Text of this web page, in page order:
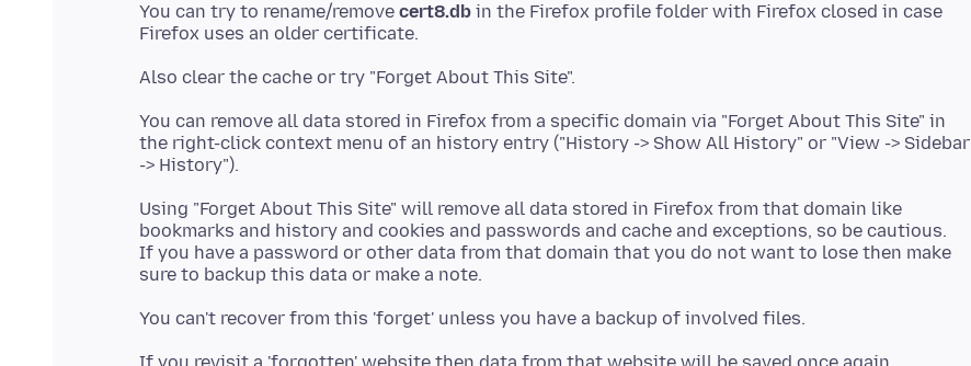
You can try to rename/remove cert8.db in the Firefox profile folder with Firefox closed in case
You can remove all data stored in Firefox from a specific domain via "Forget About This Site" in
the right-click context menu of an history entry ("History -> Show All History" or "View -> Sidebar
Using "Forget About This Site" will remove all data stored in Firefox from that domain like
bookmarks and history and cookies and passwords and cache and exceptions, so be cautious.
If you have a password or other data from that domain that you do not want to lose then make